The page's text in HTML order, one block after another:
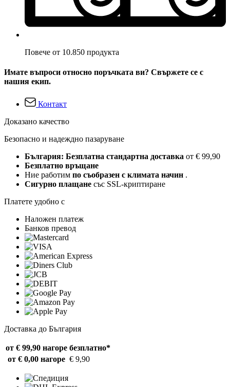
Повече от 10.850 продукта
Имате въпроси относно поръчката ви? Свържете се с
нашия екип.
Контакт
Доказано качество
Безопасно и надеждно пазаруване
България: Безплатна стандартна доставка от € 99,90
Безплатно връщане
Ние работим по съобразен с климата начин .
Сигурно плащане със SSL-криптиране
Платете удобно с
Наложен платеж
Банков превод
Доставка до България
от € 99,90 нагоре безплатно*
от € 0,00 нагоре € 9,90